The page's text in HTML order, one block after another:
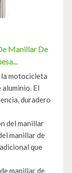
Manillar De
motocicleta
El
duradero
del manillar
manillar de
que
manillar de